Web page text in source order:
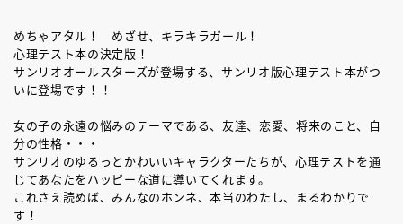
めちゃアタル！ めざせ、キラキラガール！
心理テスト本の決定版！
サンリオオールスターズが登場する、サンリオ版心理テスト本がつ
いに登場です！！
女の子の永遠の悩みのテーマである、友達、恋愛、将来のこと、自
分の性格・・・
サンリオのゆるっとかわいいキャラクターたちが、心理テストを通
じてあなたをハッピーな道に導いてくれます。
これさえ読めば、みんなのホンネ、本当のわたし、まるわかりで
す！